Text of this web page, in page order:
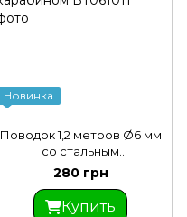
Новинка
Поводок 1,2 метров Ø6 мм
со стальным
хромированным
карабином
280 грн
Купить